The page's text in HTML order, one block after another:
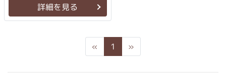
詳細を見る
« Previous
1 »Next